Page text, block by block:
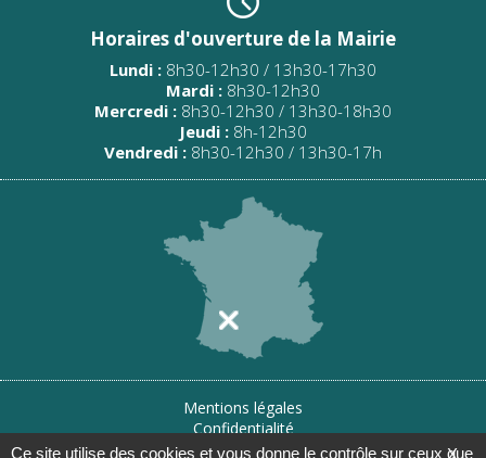
Horaires d'ouverture de la Mairie
Lundi : 8h30-12h30 / 13h30-17h30
Mardi : 8h30-12h30
Mercredi : 8h30-12h30 / 13h30-18h30
Jeudi : 8h-12h30
Vendredi : 8h30-12h30 / 13h30-17h
Mentions légales
Confidentialité
Gestion des cookies
X
Ce site utilise des cookies et vous donne le contrôle sur ceux que